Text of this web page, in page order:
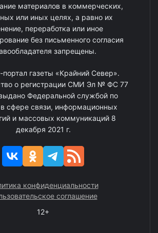
материалов в коммерческих,
или иных целях, а равно их
переработка или иное
без письменного согласия
запрещены.
портал газеты «Крайний Север».
о регистрации СМИ Эл № ФС 77
Федеральной службой по
сфере связи, информационных
и массовых коммуникаций 8
декабря 2021 г.
конфиденциальности
соглашение
12+